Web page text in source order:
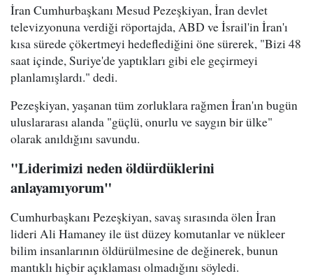
İran Cumhurbaşkanı Mesud Pezeşkiyan, İran devlet
televizyonuna verdiği röportajda, ABD ve İsrail'in İran'ı
kısa sürede çökertmeyi hedeflediğini öne sürerek, "Bizi 48
saat içinde, Suriye'de yaptıkları gibi ele geçirmeyi
planlamışlardı." dedi.
Pezeşkiyan, yaşanan tüm zorluklara rağmen İran'ın bugün
uluslararası alanda "güçlü, onurlu ve saygın bir ülke"
olarak anıldığını savundu.
"Liderimizi neden öldürdüklerini
anlayamıyorum"
Cumhurbaşkanı Pezeşkiyan, savaş sırasında ölen İran
lideri Ali Hamaney ile üst düzey komutanlar ve nükleer
bilim insanlarının öldürülmesine de değinerek, bunun
mantıklı hiçbir açıklaması olmadığını söyledi.